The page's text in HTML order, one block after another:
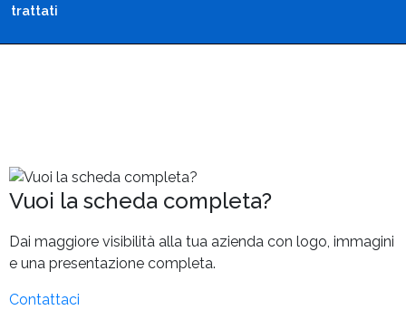
trattati
Vuoi la scheda completa?
Dai maggiore visibilità alla tua azienda con logo, immagini
e una presentazione completa.
Contattaci